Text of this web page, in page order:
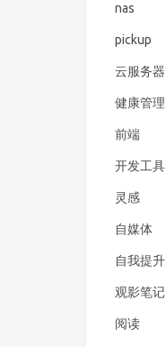
nas
pickup
云服务器
健康管理
前端
开发工具
灵感
自媒体
自我提升
观影笔记
阅读